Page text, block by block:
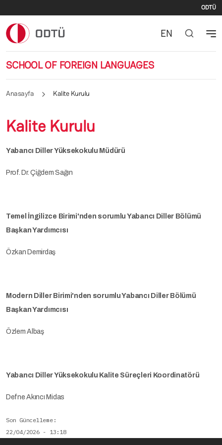
ODTÜ
SCHOOL OF FOREIGN LANGUAGES
EN
Anasayfa Kalite Kurulu
Kalite Kurulu
Yabancı Diller Yüksekokulu Müdürü
Prof. Dr. Çiğdem Sağın
Temel İngilizce Birimi'nden sorumlu Yabancı Diller Bölümü
Başkan Yardımcısı
Özkan Demirdaş
Modern Diller Birimi'nden sorumlu Yabancı Diller Bölümü
Başkan Yardımcısı
Özlem Albaş
Yabancı Diller Yüksekokulu Kalite Süreçleri Koordinatörü
Defne Akıncı Midas
Son Güncelleme
22/04/2026 - 13:18